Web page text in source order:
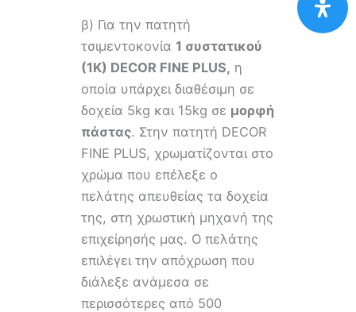
β) Για την πατητή
τσιμεντοκονία 1 συστατικού
(1Κ) DECOR FINE PLUS, η
οποία υπάρχει διαθέσιμη σε
δοχεία 5kg και 15kg σε μορφή
πάστας. Στην πατητή DECOR
FINE PLUS, χρωματίζονται στο
χρώμα που επέλεξε ο
πελάτης απευθείας τα δοχεία
της, στη χρωστική μηχανή της
επιχείρησής μας. Ο πελάτης
επιλέγει την απόχρωση που
διάλεξε ανάμεσα σε
περισσότερες από 500